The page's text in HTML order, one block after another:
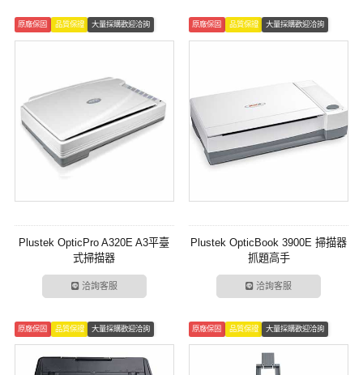
原廠保固 品質保證 大量採購歡迎洽詢
Plustek OpticPro A320E A3平臺
式掃描器
洽詢客服
原廠保固 品質保證 大量採購歡迎洽詢
Plustek OpticBook 3900E 掃描器
抓題高手
洽詢客服
原廠保固 品質保證 大量採購歡迎洽詢 原廠保固 品質保證 大量採購歡迎洽詢